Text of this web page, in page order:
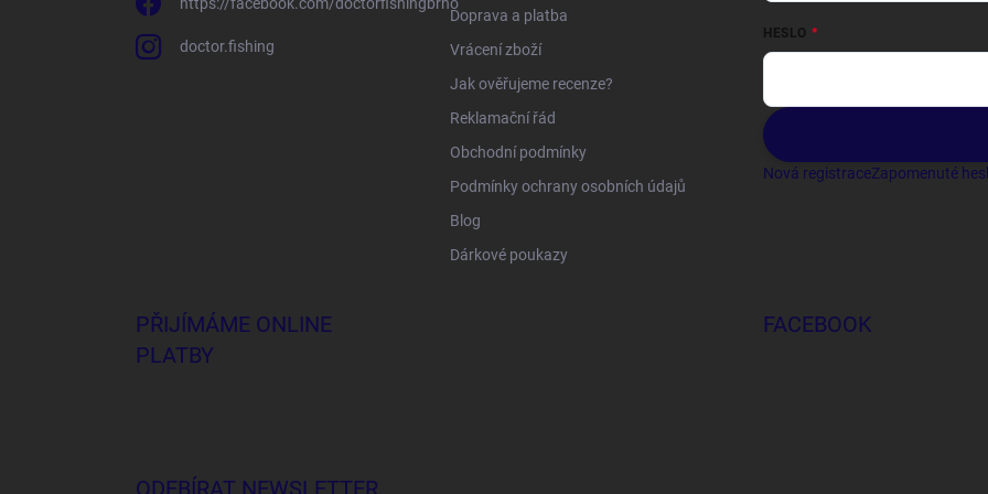
doctor.fishing
Doprava a platba
Vrácení zboží
Jak ověřujeme recenze?
Reklamační řád
Obchodní podmínky
Podmínky ochrany osobních údajů
Blog
Dárkové poukazy
HESLO
Nová registraceZapomenuté
PŘIJÍMÁME ONLINE
PLATBY
FACEBOOK
ODEBÍRAT NEWSLETTER